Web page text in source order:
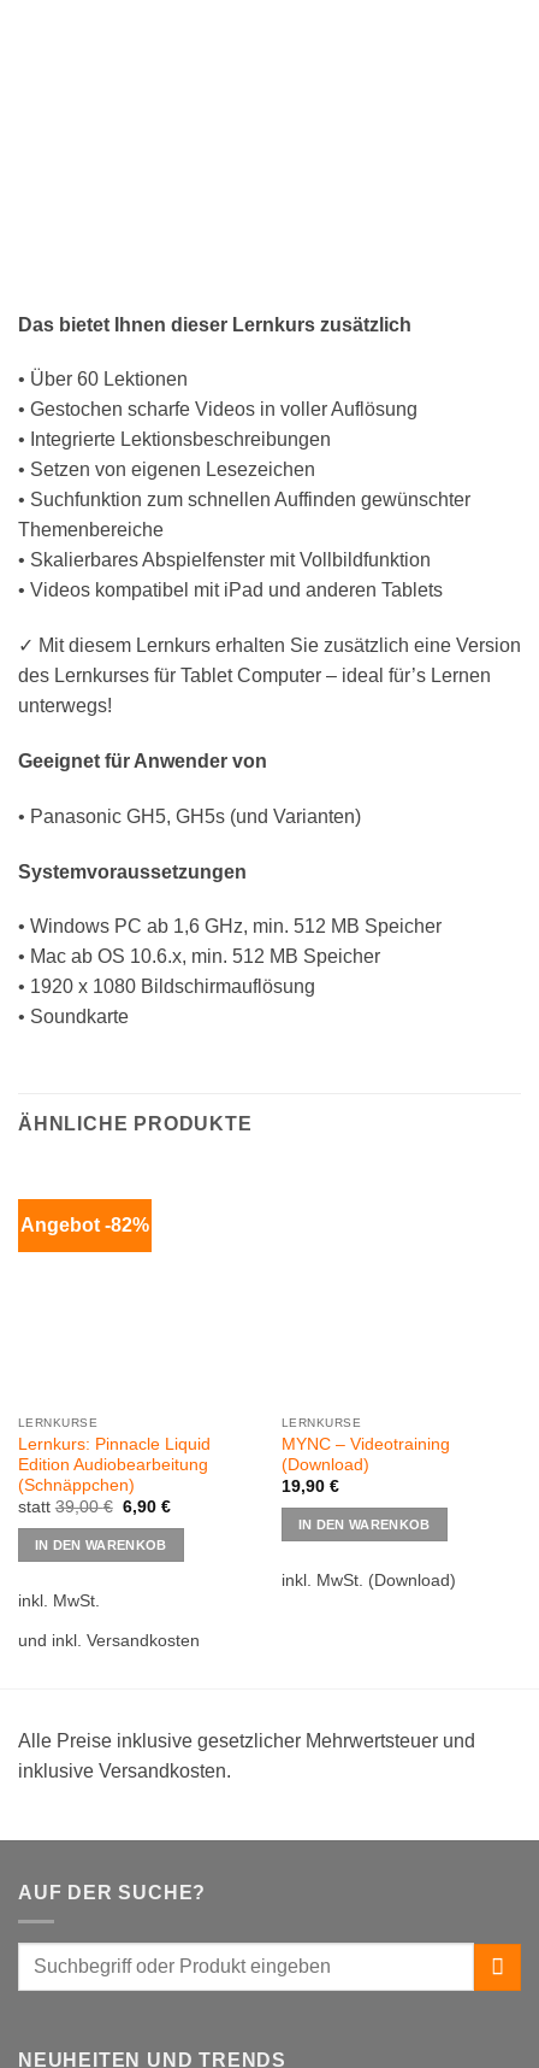
Das bietet Ihnen dieser Lernkurs zusätzlich
• Über 60 Lektionen
• Gestochen scharfe Videos in voller Auflösung
• Integrierte Lektionsbeschreibungen
• Setzen von eigenen Lesezeichen
• Suchfunktion zum schnellen Auffinden gewünschter
Themenbereiche
• Skalierbares Abspielfenster mit Vollbildfunktion
• Videos kompatibel mit iPad und anderen Tablets
✓ Mit diesem Lernkurs erhalten Sie zusätzlich eine Version
des Lernkurses für Tablet Computer – ideal für’s Lernen
unterwegs!
Geeignet für Anwender von
• Panasonic GH5, GH5s (und Varianten)
Systemvoraussetzungen
• Windows PC ab 1,6 GHz, min. 512 MB Speicher
• Mac ab OS 10.6.x, min. 512 MB Speicher
• 1920 x 1080 Bildschirmauflösung
• Soundkarte
ÄHNLICHE PRODUKTE
Angebot -82%
LERNKURSE
Lernkurs: Pinnacle Liquid
Edition Audiobearbeitung
(Schnäppchen)
statt 39,00€ Ursprünglicher
war:
39,00 €
6,90 €Aktueller
IN DEN WARENKOB
inkl. MwSt.
und inkl. Versandkosten
LERNKURSE
MYNC – Videotraining
(Download)
19,90 €
IN DEN WARENKOB
inkl. MwSt. (Download)
Alle Preise inklusive gesetzlicher Mehrwertsteuer und
inklusive Versandkosten.
AUF DER SUCHE?
NEUHEITEN UND TRENDS